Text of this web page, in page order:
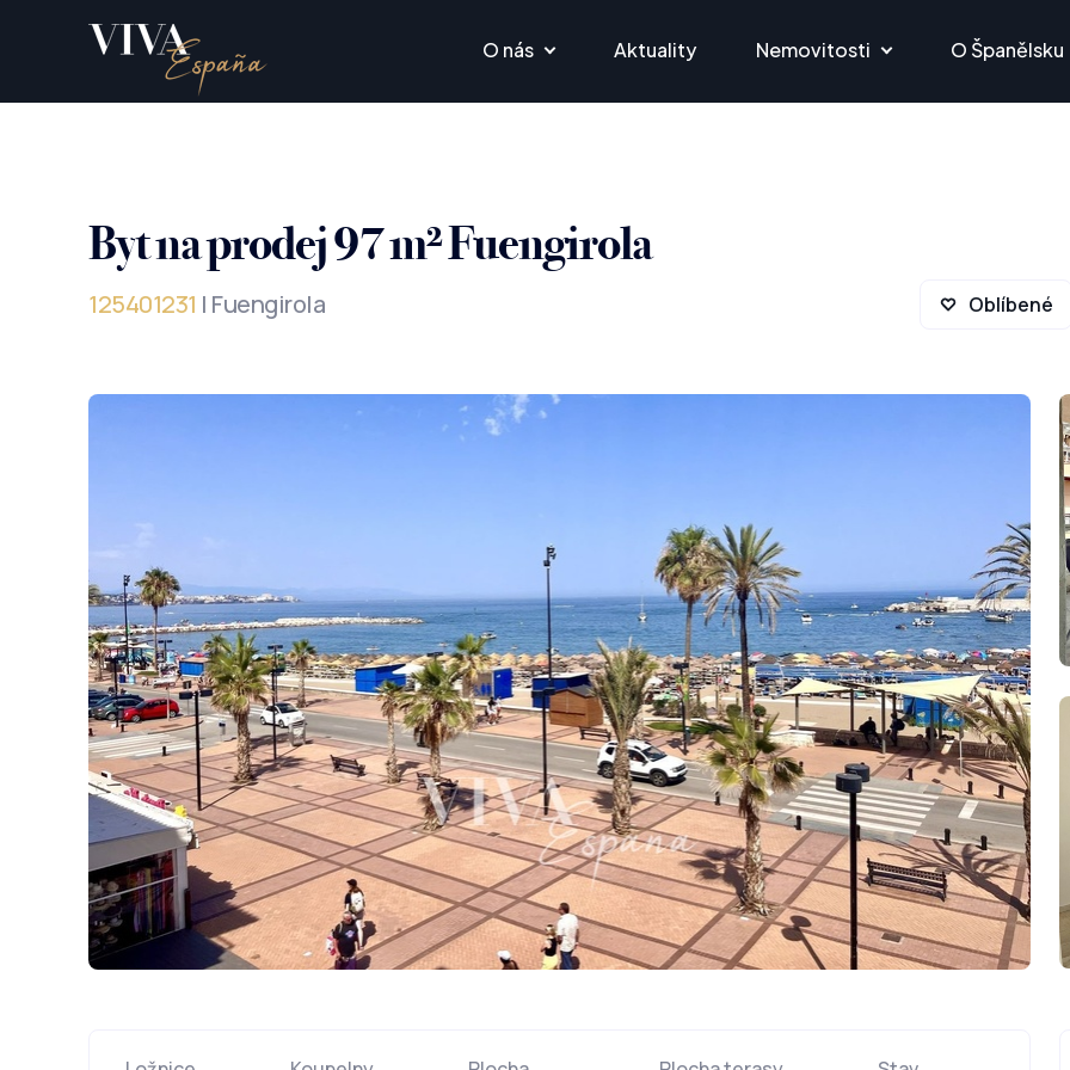
O nás Aktuality Nemovitosti O Španělsku
Byt na prodej 97 m² Fuengirola
125401231 | Fuengirola Oblíbené